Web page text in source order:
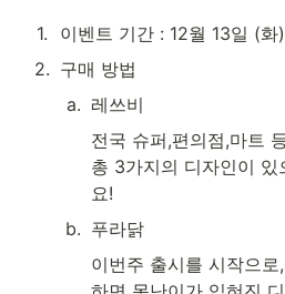
1.
이벤트 기간 : 12월 13일 (
2. 구매 방법
a. 레쓰비
전국 슈퍼,편의점,마트
총 3가지의 디자인이 있
요!
b. 푸라닭
이번주 출시를 시작으